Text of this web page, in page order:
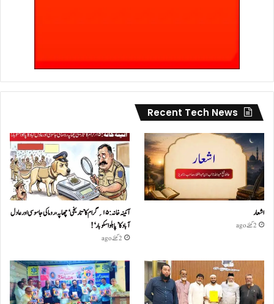
Recent Tech News
اشعار
2 گھنٹے ago
آئینہ خانہ :۱۵؍گرام کا ’تاریخی‘ چھاپہ، روما کی جاسوسی اور عادل
آباد کا ’پابلو اسکوبار‘!
2 گھنٹے ago